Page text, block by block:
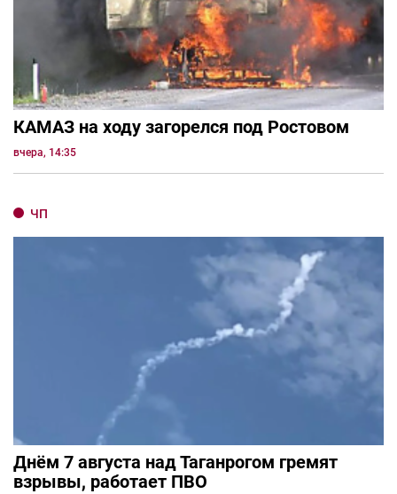
КАМАЗ на ходу загорелся под Ростовом
вчера, 14:35
ЧП
Днём 7 августа над Таганрогом гремят
взрывы, работает ПВО